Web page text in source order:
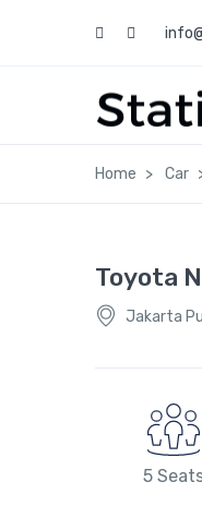
Home Car
Toyota
Jakarta
5